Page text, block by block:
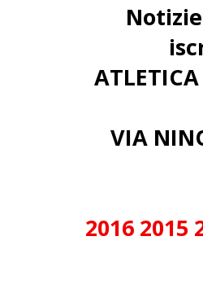
ATLETICA
VIA
2016 2015